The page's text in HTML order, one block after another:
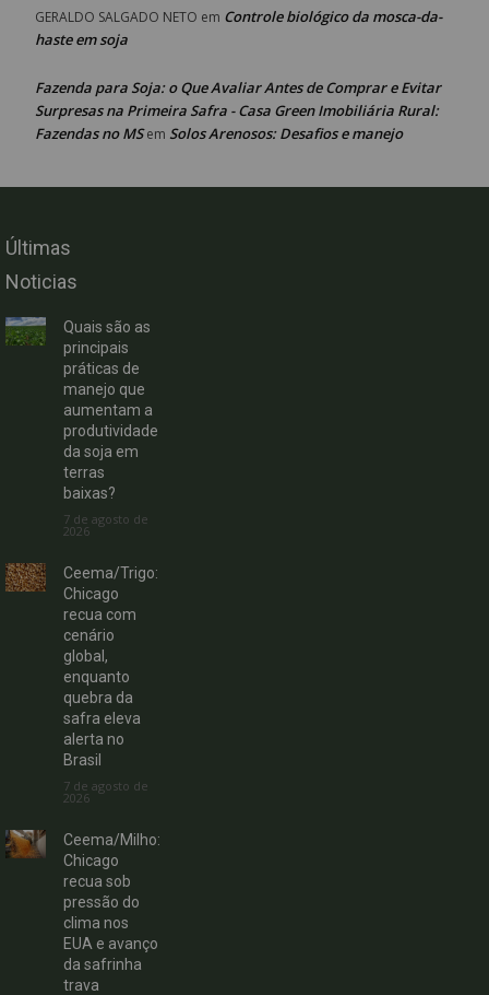
GERALDO SALGADO NETO em Controle biológico da mosca-da-
haste em soja
Fazenda para Soja: o Que Avaliar Antes de Comprar e Evitar
Surpresas na Primeira Safra - Casa Green Imobiliária Rural:
Fazendas no MSem Solos Arenosos: Desafios e manejo
Últimas
Noticias
Quais são as
principais
práticas de
manejo que
aumentam a
produtividade
da soja em
terras
baixas?
7 de agosto de
2026
Ceema/Trigo:
Chicago
recua com
cenário
global,
enquanto
quebra da
safra eleva
alerta no
Brasil
7 de agosto de
2026
Ceema/Milho:
Chicago
recua sob
pressão do
clima nos
EUA e avanço
da safrinha
trava